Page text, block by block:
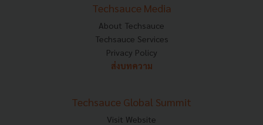
Techsauce Media
About Techsauce
Techsauce Services
Privacy Policy
ส่งบทความ
Techsauce Global Summit
Visit Website